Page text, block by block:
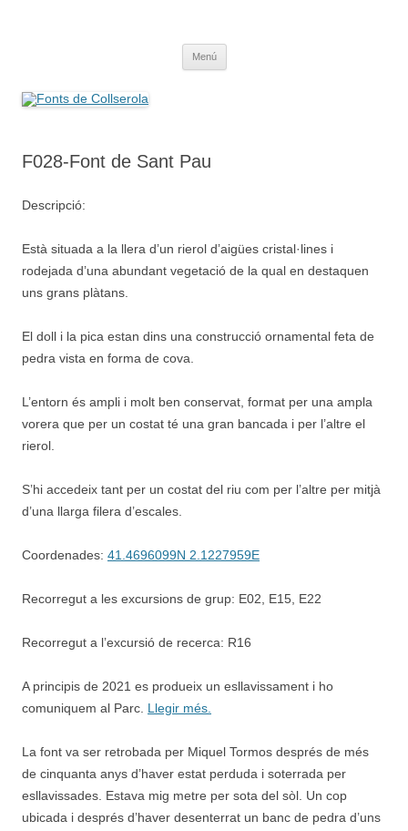
Menú
F028-Font de Sant Pau
Descripció:
Està situada a la llera d’un rierol d’aigües cristal·lines i
rodejada d’una abundant vegetació de la qual en destaquen
uns grans plàtans.
El doll i la pica estan dins una construcció ornamental feta de
pedra vista en forma de cova.
L’entorn és ampli i molt ben conservat, format per una ampla
vorera que per un costat té una gran bancada i per l’altre el
rierol.
S’hi accedeix tant per un costat del riu com per l’altre per mitjà
d’una llarga filera d’escales.
Coordenades: 41.4696099N 2.1227959E
Recorregut a les excursions de grup: E02, E15, E22
Recorregut a l’excursió de recerca: R16
A principis de 2021 es produeix un esllavissament i ho
comuniquem al Parc. Llegir més.
La font va ser retrobada per Miquel Tormos després de més
de cinquanta anys d’haver estat perduda i soterrada per
esllavissades. Estava mig metre per sota del sòl. Un cop
ubicada i després d’haver desenterrat un banc de pedra d’uns